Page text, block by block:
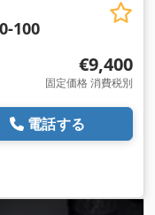
100
€9,400
固定価格 消費税別
電話する